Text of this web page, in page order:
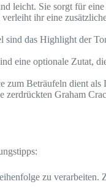
leicht. Sie sorgt für
ihr eine
das Highlight der
eine optionale Zutat,
zum Beträufeln dient
zerdrückten Graham
zu verarbeiten.